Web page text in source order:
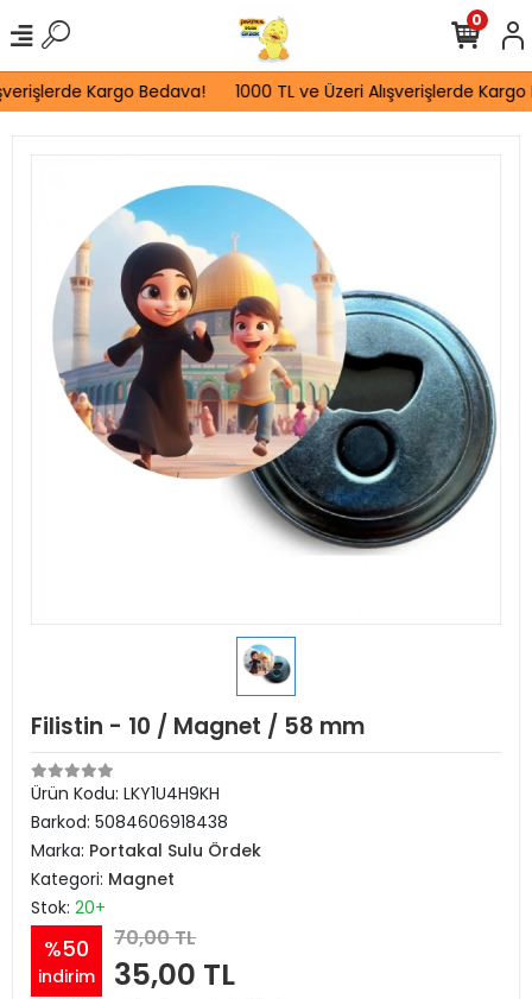
Kargo Bedava! 1000 TL ve Üzeri Alışverişlerde Kargo
0
Filistin - 10 / Magnet / 58 mm
Ürün Kodu: LKY1U4H9KH
Barkod: 5084606918438
Marka: Portakal Sulu Ördek
Kategori: Magnet
Stok: 20+
%50
indirim
70,00 TL
35,00 TL